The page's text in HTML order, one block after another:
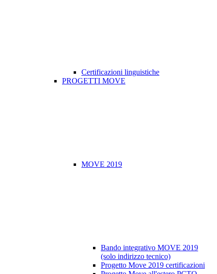
Certificazioni linguistiche
PROGETTI MOVE
MOVE 2019
Bando integrativo MOVE 2019
(solo indirizzo tecnico)
Progetto Move 2019 certificazioni